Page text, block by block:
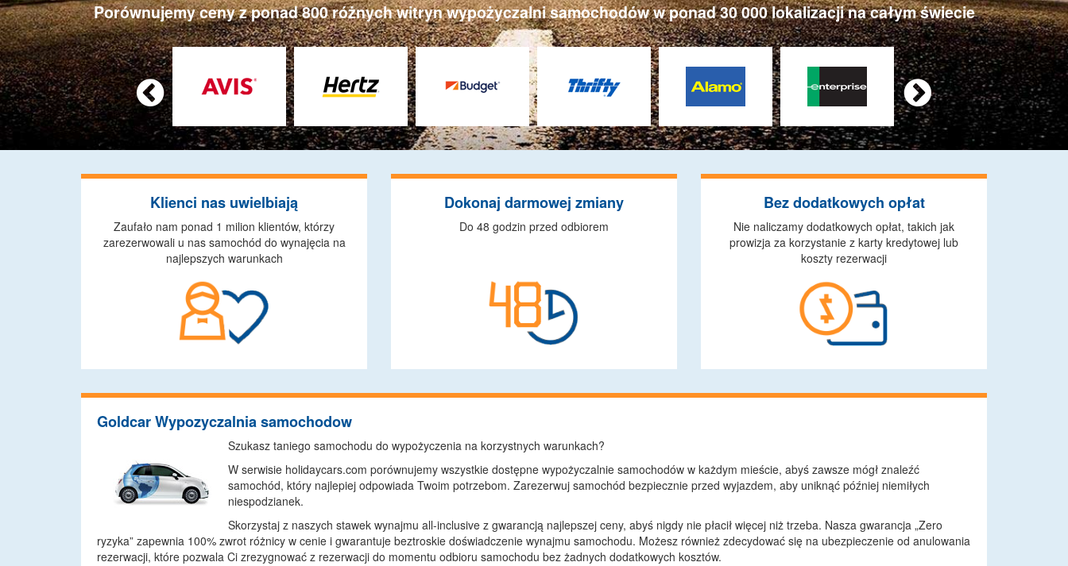
Porównujemy ceny z ponad 800 różnych witryn wypożyczalni samochodów w ponad 30 000 lokalizacji na całym świecie
 
Klienci nas uwielbiają
Zaufało nam ponad 1 milion klientów, którzy
zarezerwowali u nas samochód do wynajęcia na
najlepszych warunkach
Dokonaj darmowej zmiany
Do 48 godzin przed odbiorem
Bez dodatkowych opłat
Nie naliczamy dodatkowych opłat, takich jak
prowizja za korzystanie z karty kredytowej lub
koszty rezerwacji
Goldcar Wypozyczalnia samochodow
Szukasz taniego samochodu do wypożyczenia na korzystnych warunkach?
W serwisie holidaycars.com porównujemy wszystkie dostępne wypożyczalnie samochodów w każdym mieście, abyś zawsze mógł znaleźć
samochód, który najlepiej odpowiada Twoim potrzebom. Zarezerwuj samochód bezpiecznie przed wyjazdem, aby uniknąć później niemiłych
niespodzianek.
Skorzystaj z naszych stawek wynajmu all-inclusive z gwarancją najlepszej ceny, abyś nigdy nie płacił więcej niż trzeba. Nasza gwarancja „Zero
ryzyka” zapewnia 100% zwrot różnicy w cenie i gwarantuje beztroskie doświadczenie wynajmu samochodu. Możesz również zdecydować się na ubezpieczenie od anulowania
rezerwacji, które pozwala Ci zrezygnować z rezerwacji do momentu odbioru samochodu bez żadnych dodatkowych kosztów.